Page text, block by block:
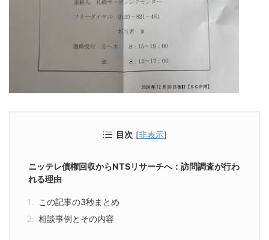
目次 [非表示]
ニッテレ債権回収からNTSリサーチへ：訪問調査が行わ
れる理由
この記事の3秒まとめ
相談事例とその内容